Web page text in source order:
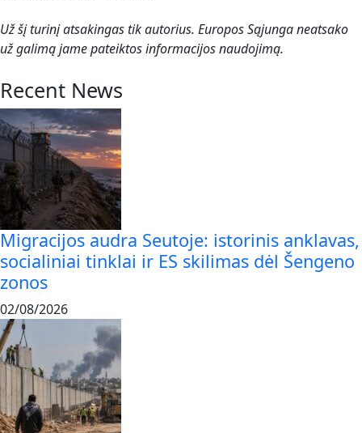
Už šį turinį atsakingas tik autorius. Europos Sąjunga neatsako
už galimą jame pateiktos informacijos naudojimą.
Recent News
Migracijos audra Seutoje: istorinis anklavas,
socialiniai tinklai ir ES skilimas dėl Šengeno
zonos
02/08/2026